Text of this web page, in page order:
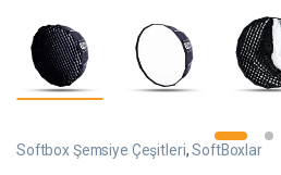
Softbox Şemsiye Çeşitleri,SoftBoxlar